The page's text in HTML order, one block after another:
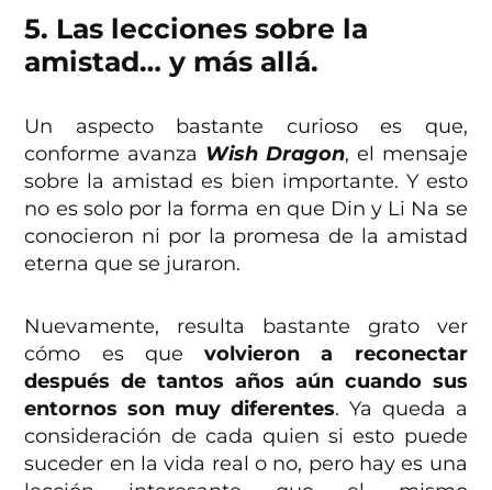
5. Las lecciones sobre la
amistad… y más allá.
Un aspecto bastante curioso es que,
conforme avanza Wish Dragon, el mensaje
sobre la amistad es bien importante. Y esto
no es solo por la forma en que Din y Li Na se
conocieron ni por la promesa de la amistad
eterna que se juraron.
Nuevamente, resulta bastante grato ver
cómo es quevolvieron a reconectar
después de tantos años aún cuando sus
entornos son muy diferentes. Ya queda a
consideración de cada quien si esto puede
suceder en la vida real o no, pero hay es una